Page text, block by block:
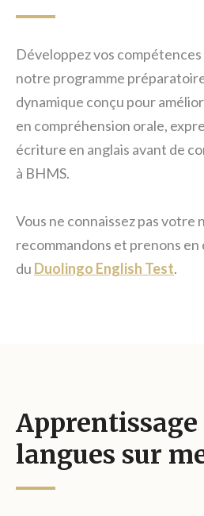
Développez vos compétences
notre programme
dynamique conçu pour
en compréhension orale,
écriture en anglais avant de
à BHMS.
Vous ne connaissez pas votre
recommandons et prenons
du Duolingo English Test.
Apprentissage
langues sur